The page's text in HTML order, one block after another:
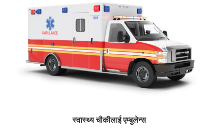
स्वास्थ्य चौकीलाई एम्बुलेन्स